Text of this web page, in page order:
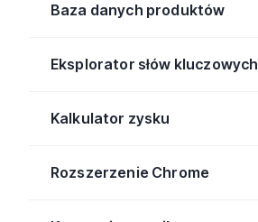
Baza danych produktów
Eksplorator słów kluczowych
Kalkulator zysku
Rozszerzenie Chrome